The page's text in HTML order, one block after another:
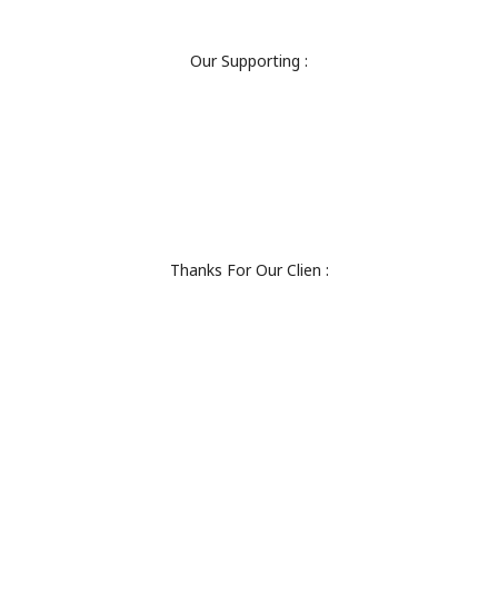
Our Supporting :
Thanks For Our Clien :